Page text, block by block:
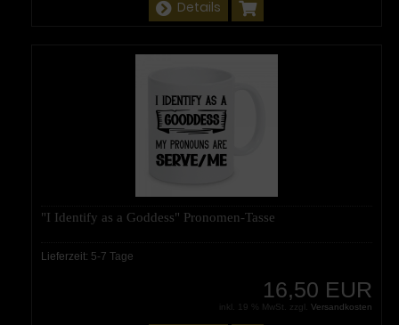
Details
"I Identify as a Goddess" Pronomen-Tasse
Lieferzeit: 5-7 Tage
16,50 EUR
inkl. 19 % MwSt. zzgl. Versandkosten